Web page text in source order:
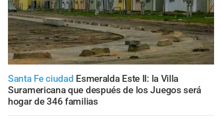
Santa Fe ciudad Esmeralda Este II: la Villa
Suramericana que después de los Juegos será
hogar de 346 familias